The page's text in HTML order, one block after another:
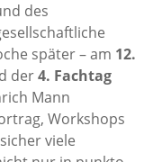
des
später – am 12.
der4. Fachtag
Mann
Workshops
viele